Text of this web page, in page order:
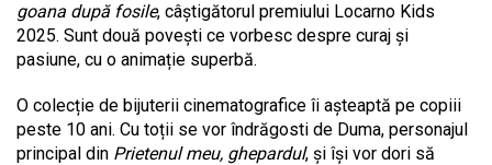
goana după fosile, câștigătorul premiului Locarno Kids
2025. Sunt două povești ce vorbesc despre curaj și
pasiune, cu o animație superbă.
O colecție de bijuterii cinematografice îi așteaptă pe copiii
peste 10 ani. Cu toții se vor îndrăgosti de Duma, personajul
principal din Prietenul meu, ghepardul, și își vor dori să